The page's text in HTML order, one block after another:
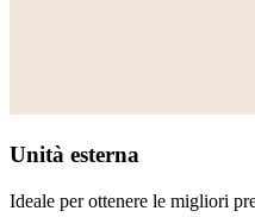
Unità esterna
Ideale per ottenere le migliori